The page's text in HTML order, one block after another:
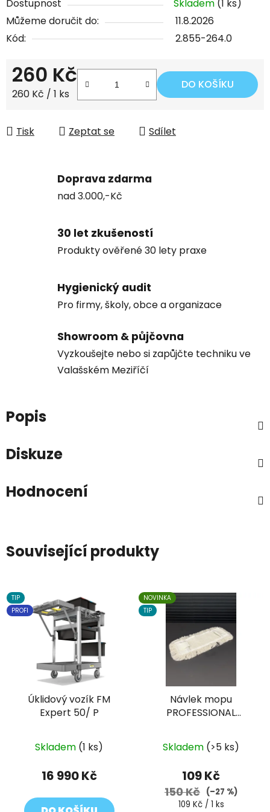
Dostupnost Skladem (1 ks)
Můžeme doručit do:
11.8.2026
Kód:
2.855-264.0
260 Kč
Měrná cena:
260 Kč / 1 ks
DO KOŠÍKU
Tisk Zeptat se Sdílet
Doprava zdarma
nad 3.000,-Kč
30 let zkušeností
Produkty ověřené 30 lety praxe
Hygienický audit
Pro firmy, školy, obce a organizace
Showroom & půjčovna
Vyzkoušejte nebo si zapůjčte techniku ve
Valašském Meziříčí
Popis
Diskuze
Hodnocení
Související produkty
TIP
PROFI
Úklidový vozík FM
Expert 50/ P
Skladem (1 ks)
16 990 Kč
NOVINKA
TIP
Návlek mopu
PROFESSIONAL
univerzální uchycení
Skladem (>5 ks)
109 Kč
150 Kč (–27 %)
Měrná
109 Kč / 1 ks